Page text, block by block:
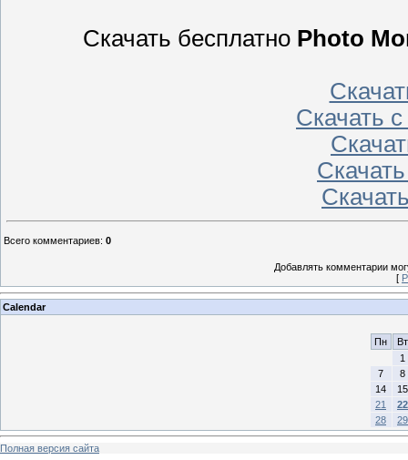
Скачать бесплатно Photo
Скачать с
Всего комментариев: 0
Добавлять комментарии
[
Calendar
Пн
Вт
1
7
8
14
15
21
22
28
29
Полная версия сайта